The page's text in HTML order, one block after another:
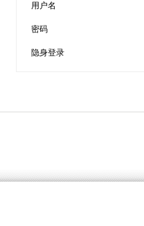
用户名
密码
隐身登录